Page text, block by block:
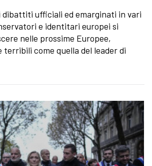
dibattiti ufficiali ed emarginati in vari
e identitari europei si
nelle prossime Europee,
come quella del leader di